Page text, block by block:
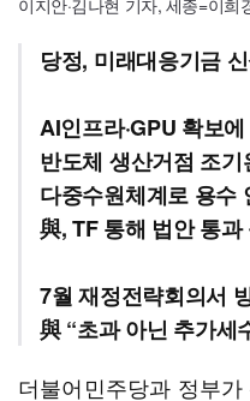
이지안·김나현 기자, 세종=이희
당정, 미래대응기금
AI인프라·GPU 확보
반도체 생산거점 조기
다중수원체계로 용수
與, TF 통해 법안 통과
7월 재정전략회의서
與 “초과 아닌 추가세
더불어민주당과 정부